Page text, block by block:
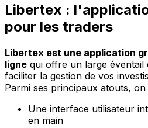
Libertex :
pour les traders
Libertex est une application
ligne qui offre un large
faciliter la gestion de vos
Parmi ses principaux atouts,
Une interface utilisateur
en main